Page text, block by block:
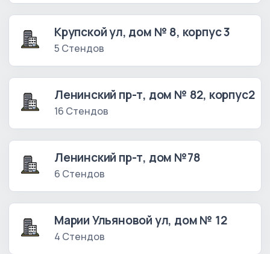
Крупской ул, дом № 8, корпус 3
5 Стендов
Ленинский пр-т, дом № 82, корпус2
16 Стендов
Ленинский пр-т, дом №78
6 Стендов
Марии Ульяновой ул, дом № 12
4 Стендов